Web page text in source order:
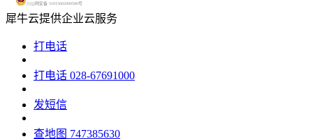
川公网安备 51015602000580号
犀牛云提供企业云服务
打电话
打电话 028-67691000
发短信
查地图 747385630